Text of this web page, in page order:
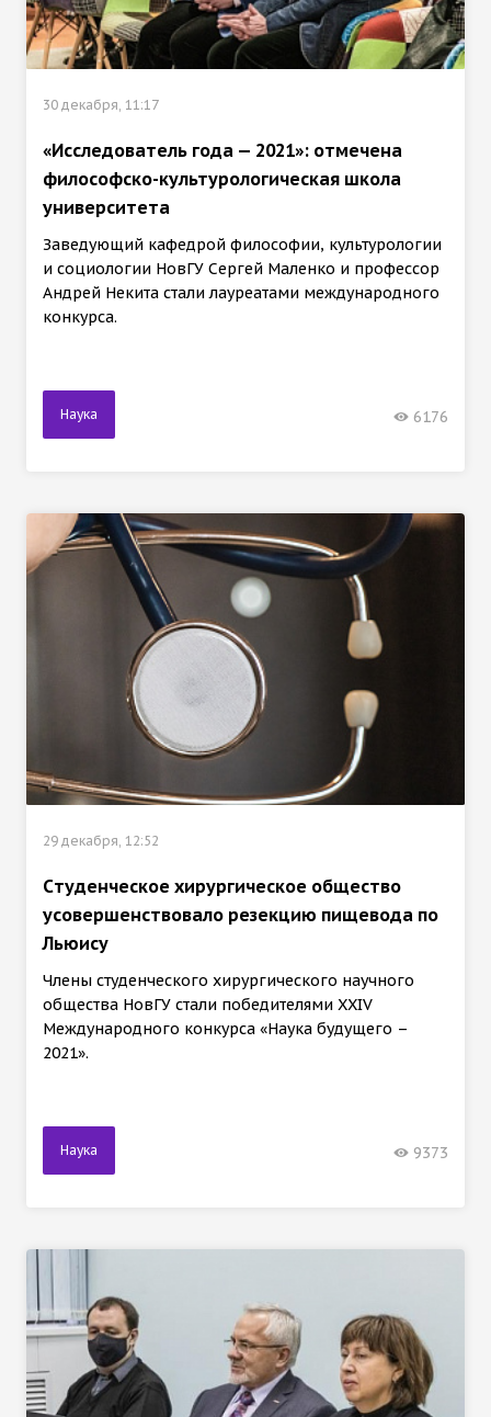
30 декабря, 11:17
«Исследователь года — 2021»: отмечена
философско-культурологическая школа
университета
Заведующий кафедрой философии, культурологии
и социологии НовГУ Сергей Маленко и профессор
Андрей Некита стали лауреатами международного
конкурса.
Наука 6176
29 декабря, 12:52
Cтуденческое хирургическое общество
усовершенствовало резекцию пищевода по
Льюису
Члены студенческого хирургического научного
общества НовГУ стали победителями XXIV
Международного конкурса «Наука будущего –
2021».
Наука 9373